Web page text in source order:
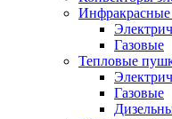
Инфракрасные
Газовые
Тепловые
Газовые